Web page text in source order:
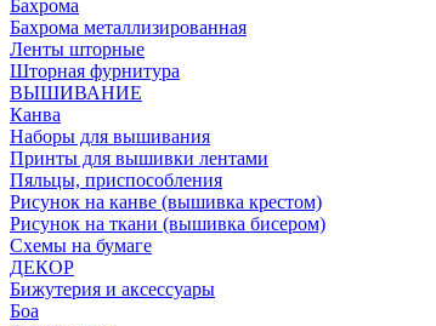
Бахрома
Бахрома металлизированная
Ленты шторные
Шторная фурнитура
ВЫШИВАНИЕ
Канва
Наборы для вышивания
Принты для вышивки лентами
Пяльцы, приспособления
Рисунок на канве (вышивка крестом)
Рисунок на ткани (вышивка бисером)
Схемы на бумаге
ДЕКОР
Бижутерия и аксессуары
Боа